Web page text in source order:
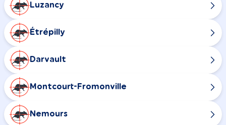
Luzancy
Étrépilly
Darvault
Montcourt-Fromonville
Nemours